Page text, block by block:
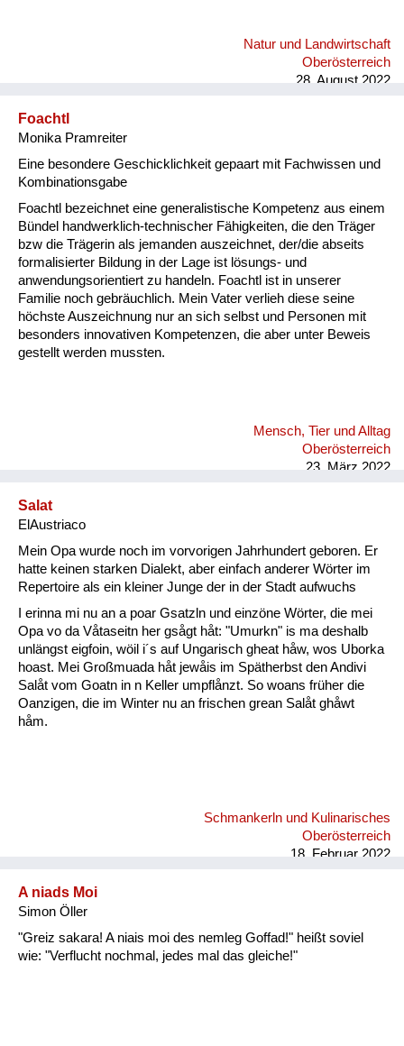
Natur und Landwirtschaft
Oberösterreich
28. August 2022
Foachtl
Monika Pramreiter
Eine besondere Geschicklichkeit gepaart mit Fachwissen und
Kombinationsgabe
Foachtl bezeichnet eine generalistische Kompetenz aus einem
Bündel handwerklich-technischer Fähigkeiten, die den Träger
bzw die Trägerin als jemanden auszeichnet, der/die abseits
formalisierter Bildung in der Lage ist lösungs- und
anwendungsorientiert zu handeln. Foachtl ist in unserer
Familie noch gebräuchlich. Mein Vater verlieh diese seine
höchste Auszeichnung nur an sich selbst und Personen mit
besonders innovativen Kompetenzen, die aber unter Beweis
gestellt werden mussten.
Mensch, Tier und Alltag
Oberösterreich
23. März 2022
Salat
ElAustriaco
Mein Opa wurde noch im vorvorigen Jahrhundert geboren. Er
hatte keinen starken Dialekt, aber einfach anderer Wörter im
Repertoire als ein kleiner Junge der in der Stadt aufwuchs
I erinna mi nu an a poar Gsatzln und einzöne Wörter, die mei
Opa vo da Våtaseitn her gsågt håt: "Umurkn" is ma deshalb
unlängst eigfoin, wöil i´s auf Ungarisch gheat håw, wos Uborka
hoast. Mei Großmuada håt jewåis im Spätherbst den Andivi
Salåt vom Goatn in n Keller umpflånzt. So woans früher die
Oanzigen, die im Winter nu an frischen grean Salåt ghåwt
håm.
Schmankerln und Kulinarisches
Oberösterreich
18. Februar 2022
A niads Moi
Simon Öller
"Greiz sakara! A niais moi des nemleg Goffad!" heißt soviel
wie: "Verflucht nochmal, jedes mal das gleiche!"